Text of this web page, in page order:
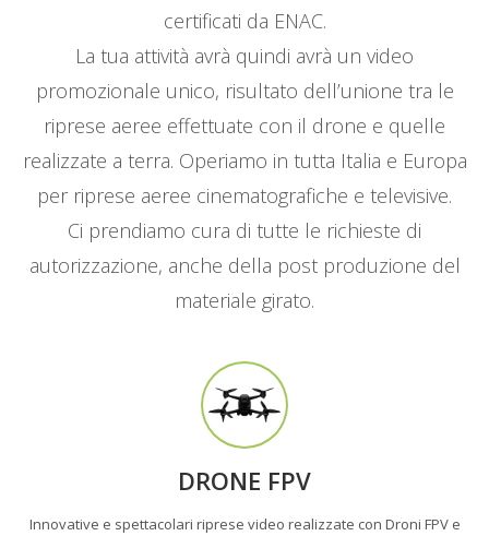
certificati da ENAC.
La tua attività avrà quindi avrà un video
promozionale unico, risultato dell’unione tra le
riprese aeree effettuate con il drone e quelle
realizzate a terra. Operiamo in tutta Italia e Europa
per riprese aeree cinematografiche e televisive.
Ci prendiamo cura di tutte le richieste di
autorizzazione, anche della post produzione del
materiale girato.
DRONE FPV
Innovative e spettacolari riprese video realizzate con Droni FPV e